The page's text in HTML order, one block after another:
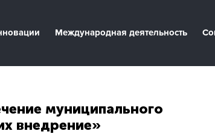
Международная деятельность
муниципального
внедрение»